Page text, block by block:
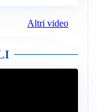
Altri video